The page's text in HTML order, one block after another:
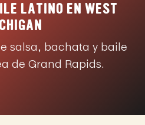
LATINO EN WEST
salsa, bachata y baile
de Grand Rapids.